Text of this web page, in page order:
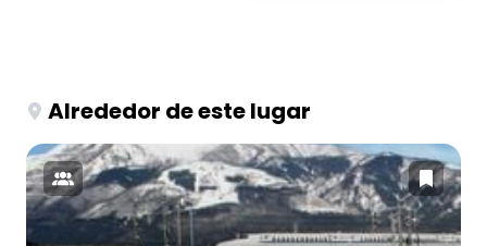
Alrededor de este lugar